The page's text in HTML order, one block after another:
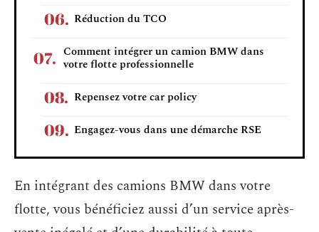
Réduction du TCO
Comment intégrer un camion BMW dans
votre flotte professionnelle
Repensez votre car policy
Engagez-vous dans une démarche RSE
En intégrant des camions BMW dans votre
flotte, vous bénéficiez aussi d’un service après-